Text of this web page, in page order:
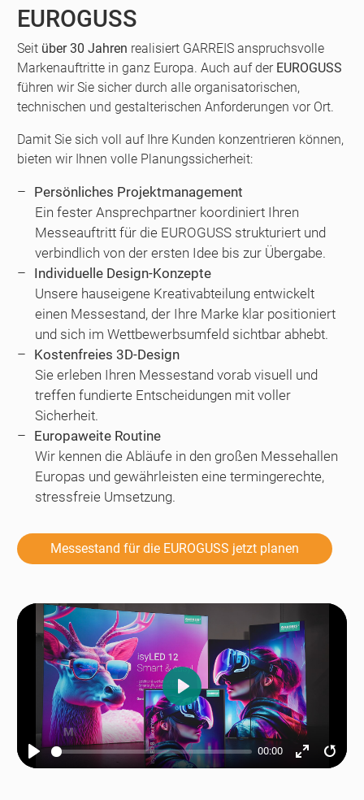
EUROGUSS
Seit über 30 Jahren realisiert GARREIS anspruchsvolle
Markenauftritte in ganz Europa. Auch auf der EUROGUSS
führen wir Sie sicher durch alle organisatorischen,
technischen und gestalterischen Anforderungen vor Ort.
Damit Sie sich voll auf Ihre Kunden konzentrieren können,
bieten wir Ihnen volle Planungssicherheit:
Persönliches Projektmanagement
Ein fester Ansprechpartner koordiniert Ihren
Messeauftritt für die EUROGUSS strukturiert und
verbindlich von der ersten Idee bis zur Übergabe.
Individuelle Design-Konzepte
Unsere hauseigene Kreativabteilung entwickelt
einen Messestand, der Ihre Marke klar positioniert
und sich im Wettbewerbsumfeld sichtbar abhebt.
Kostenfreies 3D-Design
Sie erleben Ihren Messestand vorab visuell und
treffen fundierte Entscheidungen mit voller
Sicherheit.
Europaweite Routine
Wir kennen die Abläufe in den großen Messehallen
Europas und gewährleisten eine termingerechte,
stressfreie Umsetzung.
Messestand für die EUROGUSS jetzt planen
Play
00:00
Enter
Play